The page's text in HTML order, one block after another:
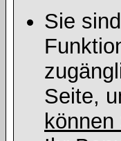
Sie
Seite,